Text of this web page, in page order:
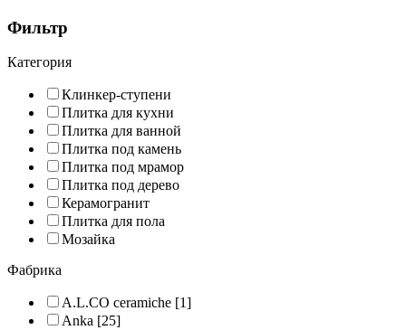
Фильтр
Категория
Клинкер-ступени
Плитка для кухни
Плитка для ванной
Плитка под камень
Плитка под мрамор
Плитка под дерево
Керамогранит
Плитка для пола
Мозайка
Фабрика
A.L.CO ceramiche [1]
Anka [25]